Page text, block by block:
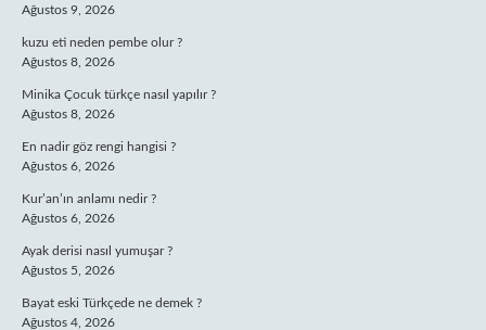
Ağustos 9, 2026
kuzu eti neden pembe olur ?
Ağustos 8, 2026
Minika Çocuk türkçe nasıl yapılır ?
Ağustos 8, 2026
En nadir göz rengi hangisi ?
Ağustos 6, 2026
Kur’an’ın anlamı nedir ?
Ağustos 6, 2026
Ayak derisi nasıl yumuşar ?
Ağustos 5, 2026
Bayat eski Türkçede ne demek ?
Ağustos 4, 2026